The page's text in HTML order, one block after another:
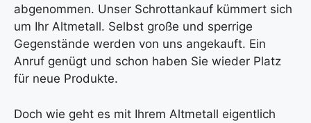
abgenommen. Unser Schrottankauf kümmert sich
um Ihr Altmetall. Selbst große und sperrige
Gegenstände werden von uns angekauft. Ein
Anruf genügt und schon haben Sie wieder Platz
für neue Produkte.
Doch wie geht es mit Ihrem Altmetall eigentlich